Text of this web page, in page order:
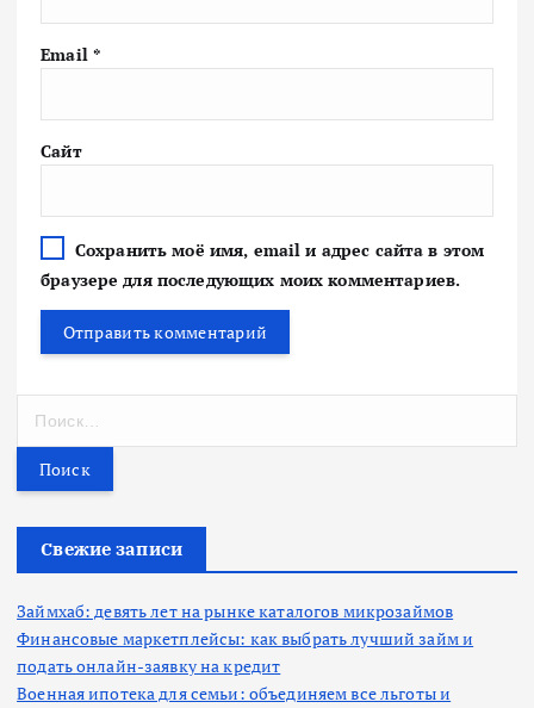
Email *
Сайт
Сохранить моё имя, email и адрес сайта в этом
браузере для последующих моих комментариев.
т
Свежие записи
Займхаб: девять лет на рынке каталогов микрозаймов
Финансовые маркетплейсы: как выбрать лучший займ и
подать онлайн-заявку на кредит
Военная ипотека для семьи: объединяем все льготы и